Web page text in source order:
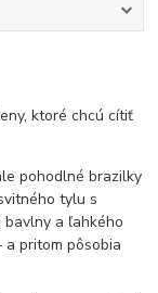
ktoré chcú cítiť
pohodlné brazilky
tylu s
bavlny a ľahkého
pritom pôsobia